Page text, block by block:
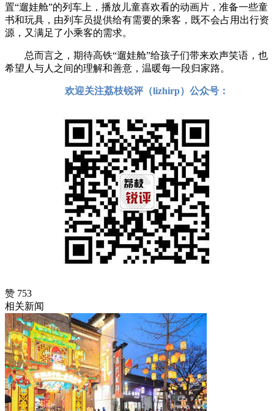
置“遛娃舱”的列车上，播放儿童喜欢看的动画片，准备一些童
书和玩具，由列车员提供给有需要的乘客，既不会占用出行资
源，又满足了小乘客的需求。
总而言之，期待高铁“遛娃舱”给孩子们带来欢声笑语，也
希望人与人之间的理解和善意，温暖每一段归家路。
欢迎关注荔枝锐评（lizhirp）公众号：
赞 753
相关新闻